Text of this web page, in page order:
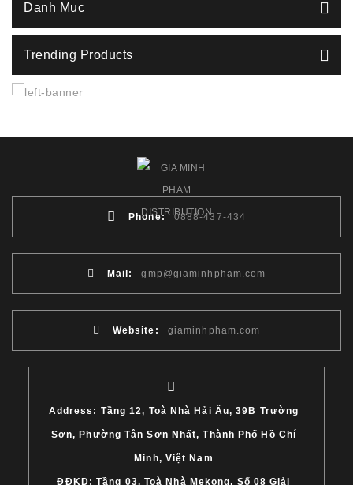
Danh Mục
Trending Products
Phone: 0888-437-434
Mail: gmp@giaminhpham.com
Website: giaminhpham.com
Address: Tầng 12, Toà Nhà Hải Âu, 39B Trường
Sơn, Phường Tân Sơn Nhất, Thành Phố Hồ Chí
Minh, Việt Nam
ĐĐKD: Tầng 03, Toà Nhà Mekong, Số 08 Giải